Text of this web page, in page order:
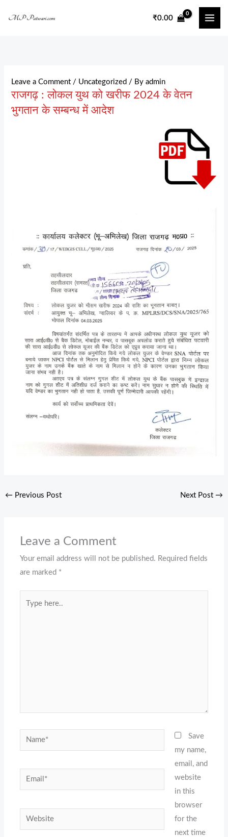
₹0.00
Leave a Comment / Uncategorized / Byadmin
राजगढ़ : लोकल युथ को खरीफ 2024 के वेतन
भुगतान के सम्बन्ध में आदेश
← Previous Post Next Post →
Leave a Comment
Your email address will not be published. Required fields
are marked *
Name*
Email*
Website
Save
my name,
email, and
website
in this
browser
for the
next time